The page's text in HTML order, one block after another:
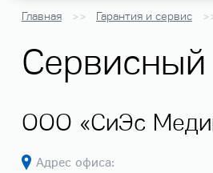
Главная Гарантия и сервис
Сервисный
ООО «СиЭс
Адрес офиса: